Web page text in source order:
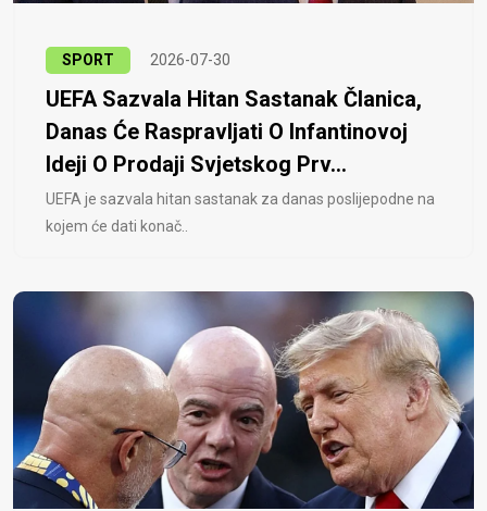
SPORT 2026-07-30
UEFA Sazvala Hitan Sastanak Članica,
Danas Će Raspravljati O Infantinovoj
Ideji O Prodaji Svjetskog Prv...
UEFA je sazvala hitan sastanak za danas poslijepodne na
kojem će dati konač..